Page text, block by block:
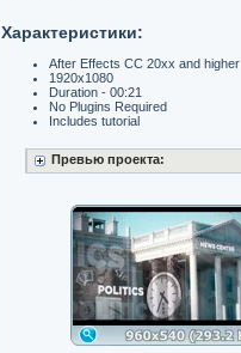
Характеристики:
After Effects CC 20xx and higher
1920x1080
Duration - 00:21
No Plugins Required
Includes tutorial
Превью проекта: